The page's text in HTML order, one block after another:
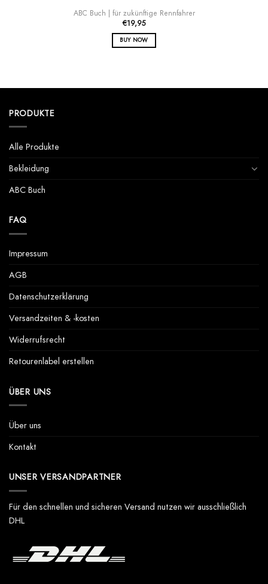
ABC Buch | für zukünftige Rennfahrer
€19,95
BUY NOW
PRODUKTE
Alle Produkte
Bekleidung
ABC Buch
FAQ
Impressum
AGB
Datenschutzerklärung
Versandzeiten & -kosten
Widerrufsrecht
Retourenlabel erstellen
ÜBER UNS
Über uns
Kontakt
UNSER VERSANDPARTNER
Für den schnellen und sicheren Versand nutzen wir ausschließlich
DHL